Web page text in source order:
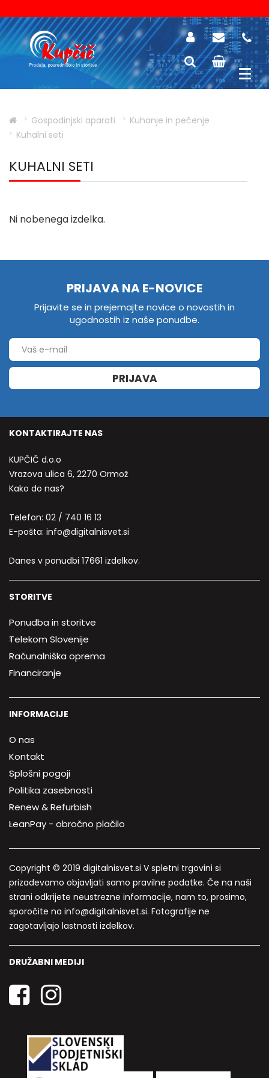
Gospodinjski aparati
Kuhanje in pečenje
Kuhalni seti
KUHALNI SETI
Ni nobenega izdelka.
PRIJAVA NA E-NOVICE
Prijavite se in prejemajte novice o novostih in
ugodnostih iz naše ponudbe.
PRIJAVA
KONTAKTIRAJTE NAS
KUPČIČ d.o.o
Vrazova ulica 6, 2270 Ormož
Kako do nas?
Telefon: 02 / 740 16 13
E-pošta: info@digitalnisvet.si
Danes v ponudbi 17661 izdelkov.
STORITVE
Ponudba in storitve
Telekom Slovenije
Računalniška oprema
Financiranje
INFORMACIJE
O nas
Kontakt
Splošni pogoji
Politika zasebnosti
Renew & Refurbish
LeanPay - obročno plačilo
Copyright © 2019 digitalnisvet.si V spletni trgovini si
prizadevamo objavljati samo pravilne podatke. Če na naši
strani odkrijete neustrezne informacije, nam to, prosimo,
sporočite na info@digitalnisvet.si. Fotografije ne
zagotavljajo lastnosti izdelkov.
DRUŽABNI MEDIJI